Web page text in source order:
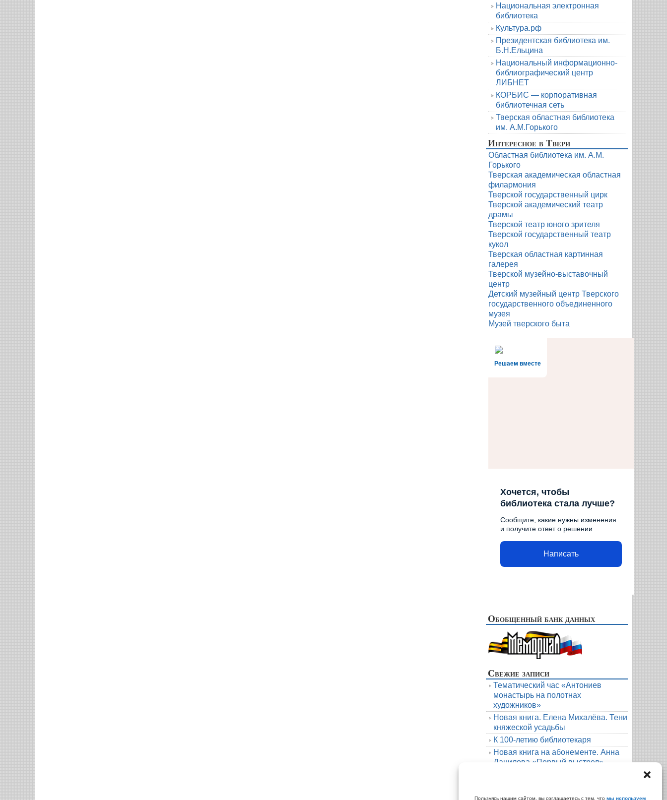
Пользуясь нашим сайтом, вы соглашаетесь с тем, что мы используем
Национальная электронная
библиотека
Культура.рф
Президентская библиотека им.
Б.Н.Ельцина
Национальный информационно-
библиографический центр
ЛИБНЕТ
КОРБИС — корпоративная
библиотечная сеть
Тверская областная библиотека
им. А.М.Горького
Интересное в Твери
Областная библиотека им. А.М.
Горького
Тверская академическая областная
филармония
Тверской государственный цирк
Тверской академический театр
драмы
Тверской театр юного зрителя
Тверской государственный театр
кукол
Тверская областная картинная
галерея
Тверской музейно-выставочный
центр
Детский музейный центр Тверского
государственного объединенного
музея
Музей тверского быта
Решаем вместе
Хочется, чтобы
библиотека стала лучше?
Сообщите, какие нужны изменения
и получите ответ о решении
Написать
Обобщенный банк данных
Свежие записи
Тематический час «Антониев
монастырь на полотнах
художников»
Новая книга. Елена Михалёва. Тени
княжеской усадьбы
К 100-летию библиотекаря
Новая книга на абонементе. Анна
Данилова «Первый выстрел»